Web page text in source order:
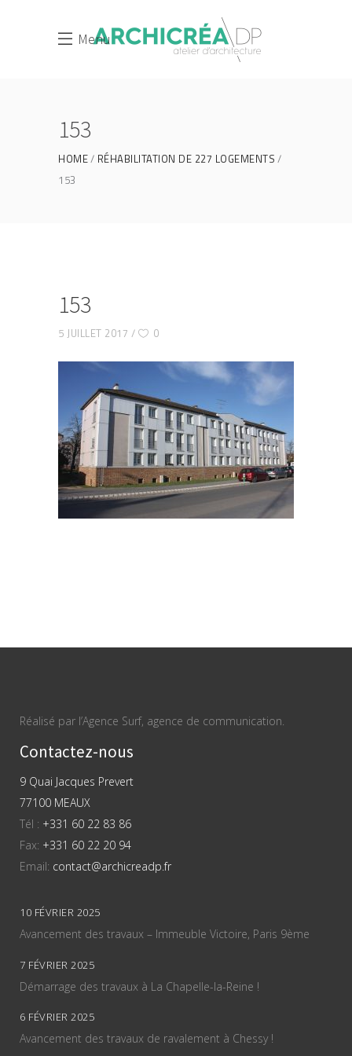
Menu
153
HOME
RÉHABILITATION DE 227 LOGEMENTS
153
153
5 JUILLET 2017 0
Réalisé par l’Agence Surf, agence de communication.
Contactez-nous
9 Quai Jacques Prevert
77100 MEAUX
Tél : +331 60 22 83 86
Fax: +331 60 22 20 94
Email: contact@archicreadp.fr
10 FÉVRIER 2025
Avancement des travaux – Immeuble Victoire, Paris 9ème
7 FÉVRIER 2025
Démarrage des travaux à La Chapelle-la-Reine !
6 FÉVRIER 2025
Avancement des travaux de ravalement à Chessy !